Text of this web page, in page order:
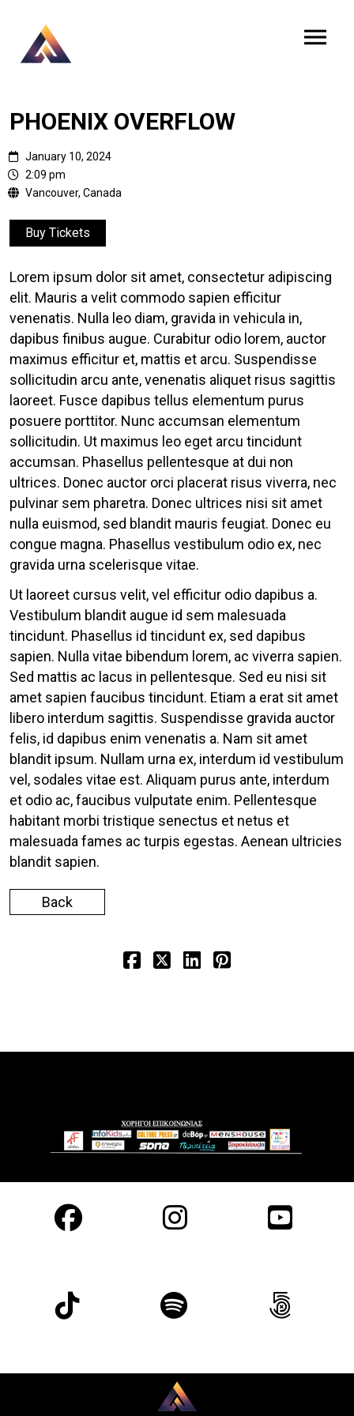
PHOENIX OVERFLOW
January 10, 2024
2:09 pm
Vancouver, Canada
Buy Tickets
Lorem ipsum dolor sit amet, consectetur adipiscing
elit. Mauris a velit commodo sapien efficitur
venenatis. Nulla leo diam, gravida in vehicula in,
dapibus finibus augue. Curabitur odio lorem, auctor
maximus efficitur et, mattis et arcu. Suspendisse
sollicitudin arcu ante, venenatis aliquet risus sagittis
laoreet. Fusce dapibus tellus elementum purus
posuere porttitor. Nunc accumsan elementum
sollicitudin. Ut maximus leo eget arcu tincidunt
accumsan. Phasellus pellentesque at dui non
ultrices. Donec auctor orci placerat risus viverra, nec
pulvinar sem pharetra. Donec ultrices nisi sit amet
nulla euismod, sed blandit mauris feugiat. Donec eu
congue magna. Phasellus vestibulum odio ex, nec
gravida urna scelerisque vitae.
Ut laoreet cursus velit, vel efficitur odio dapibus a.
Vestibulum blandit augue id sem malesuada
tincidunt. Phasellus id tincidunt ex, sed dapibus
sapien. Nulla vitae bibendum lorem, ac viverra sapien.
Sed mattis ac lacus in pellentesque. Sed eu nisi sit
amet sapien faucibus tincidunt. Etiam a erat sit amet
libero interdum sagittis. Suspendisse gravida auctor
felis, id dapibus enim venenatis a. Nam sit amet
blandit ipsum. Nullam urna ex, interdum id vestibulum
vel, sodales vitae est. Aliquam purus ante, interdum
et odio ac, faucibus vulputate enim. Pellentesque
habitant morbi tristique senectus et netus et
malesuada fames ac turpis egestas. Aenean ultricies
blandit sapien.
Back